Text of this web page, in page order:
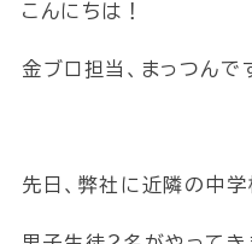
こんにちは！
金ブロ担当、まっつんで
先日、弊社に近隣の中学